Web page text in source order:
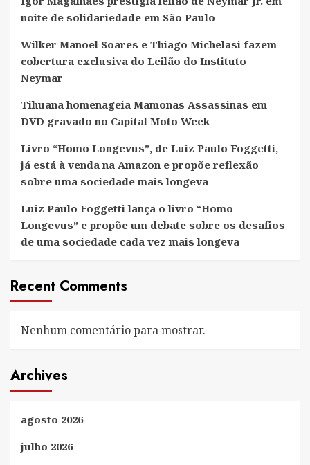
noite de solidariedade em São Paulo
Wilker Manoel Soares e Thiago Michelasi fazem
cobertura exclusiva do Leilão do Instituto
Neymar
Tihuana homenageia Mamonas Assassinas em
DVD gravado no Capital Moto Week
Livro “Homo Longevus”, de Luiz Paulo Foggetti,
já está à venda na Amazon e propõe reflexão
sobre uma sociedade mais longeva
Luiz Paulo Foggetti lança o livro “Homo
Longevus” e propõe um debate sobre os desafios
de uma sociedade cada vez mais longeva
Recent Comments
Nenhum comentário para mostrar.
Archives
agosto 2026
julho 2026